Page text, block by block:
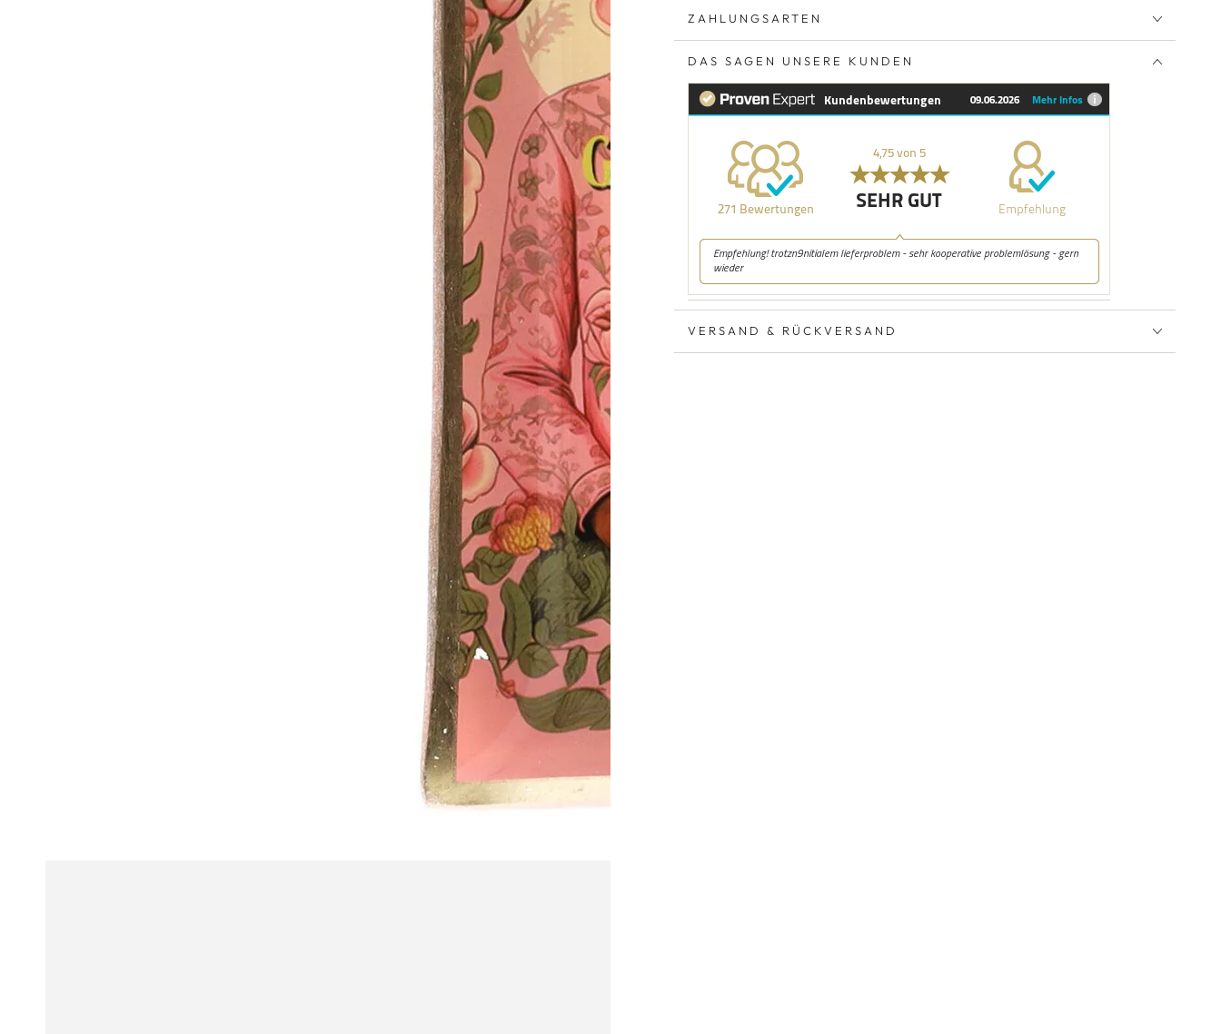
ZAHLUNGSARTEN
DAS SAGEN UNSERE KUNDEN
VERSAND & RÜCKVERSAND